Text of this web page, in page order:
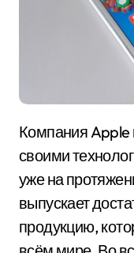
Компания Apple всегда была популярна
своими
уже на
выпускает
продукцию,